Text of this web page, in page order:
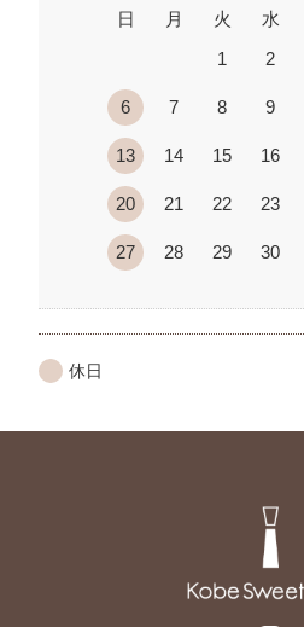
日 月 火 水
1
2
6 7 8 9
13 14 15 16
20 21 22 23
27 28 29 30
休日